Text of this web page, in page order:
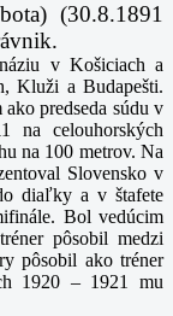
(30.8.1891
v Košiciach a
Kluži a Budapešti.
predseda súdu v
na celouhorských
na 100 metrov. Na
Slovensko v
diaľky a v štafete
Bol vedúcim
pôsobil medzi
pôsobil ako tréner
1920 – 1921 mu